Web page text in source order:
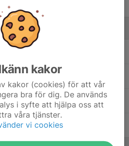
Berup
Lagresurs
tränare
Tränare
kakor
kakor (cookies) för att vår
bra för dig. De används
i syfte att hjälpa oss att
våra tjänster.
vi cookies